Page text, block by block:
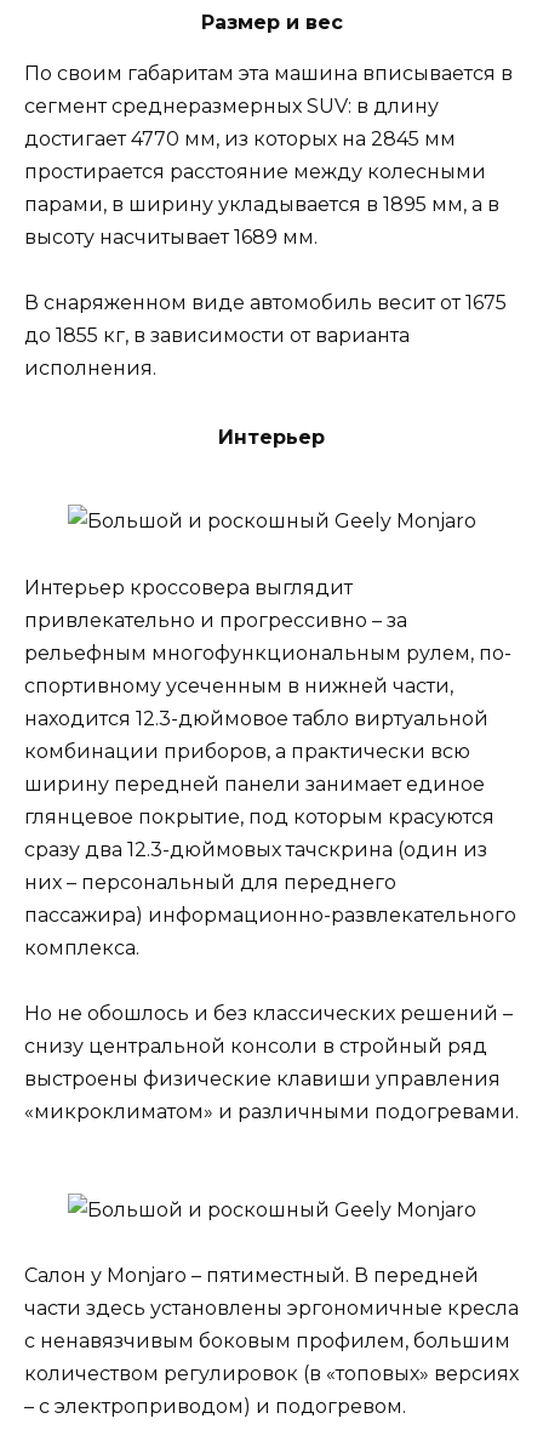
Размер и вес
По своим габаритам эта машина вписывается в
сегмент среднеразмерных SUV: в длину
достигает 4770 мм, из которых на 2845 мм
простирается расстояние между колесными
парами, в ширину укладывается в 1895 мм, а в
высоту насчитывает 1689 мм.
В снаряженном виде автомобиль весит от 1675
до 1855 кг, в зависимости от варианта
исполнения.
Интерьер
Интерьер кроссовера выглядит
привлекательно и прогрессивно – за
рельефным многофункциональным рулем, по-
спортивному усеченным в нижней части,
находится 12.3-дюймовое табло виртуальной
комбинации приборов, а практически всю
ширину передней панели занимает единое
глянцевое покрытие, под которым красуются
сразу два 12.3-дюймовых тачскрина (один из
них – персональный для переднего
пассажира) информационно-развлекательного
комплекса.
Но не обошлось и без классических решений –
снизу центральной консоли в стройный ряд
выстроены физические клавиши управления
«микроклиматом» и различными подогревами.
Салон у Monjaro – пятиместный. В передней
части здесь установлены эргономичные кресла
с ненавязчивым боковым профилем, большим
количеством регулировок (в «топовых» версиях
– с электроприводом) и подогревом.